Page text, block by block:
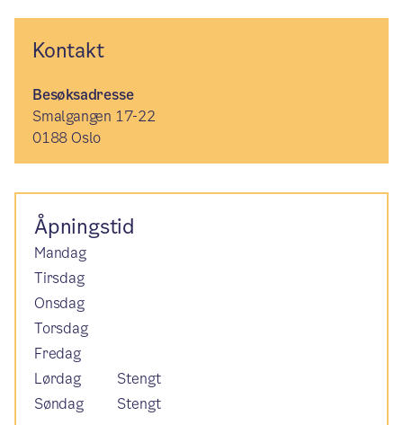
Kontakt
Besøksadresse
Smalgangen 17-22
0188 Oslo
Åpningstid
Mandag
Tirsdag
Onsdag
Torsdag
Fredag
Lørdag
Stengt
Søndag
Stengt